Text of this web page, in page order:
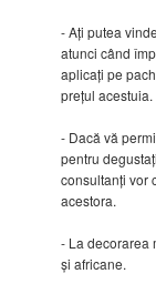
- Ați putea
atunci când
aplicați pe
prețul acestuia.
- Dacă vă
pentru
consultanți vor
acestora.
- La decorarea
și africane.